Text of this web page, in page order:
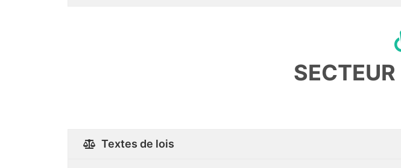
SECTEUR
Textes de lois